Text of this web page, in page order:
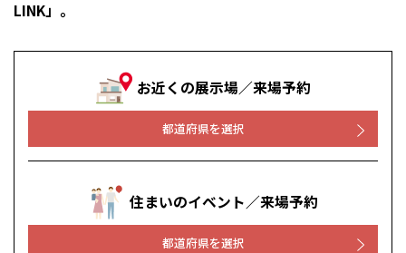
1メーターモジュール
デザイン賞各種受賞
WEB住宅展示場
住まいのお手入れ集
介護保険利用で快適リフォーム
分譲マンション トップ
安心の管理体制
トランクルーム
会社情報 トップ
ニュースリリース
お問い合わせ
会員サイト
LINK」。
お近くの展示場／来場予約
都道府県を選択
住まいのイベント／来場予約
都道府県を選択